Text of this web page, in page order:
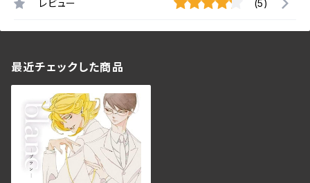
レビュー (5)
最近チェックした商品